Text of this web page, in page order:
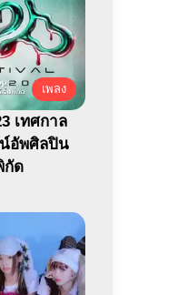
เพลง
เทศกาล
อัพศิลปิน
กัด